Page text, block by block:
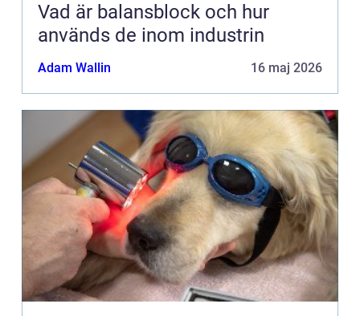
Vad är balansblock och hur
används de inom industrin
Adam Wallin 16 maj 2026